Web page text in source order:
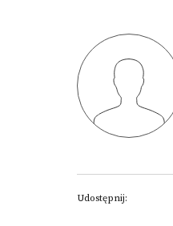
Udostępnij: